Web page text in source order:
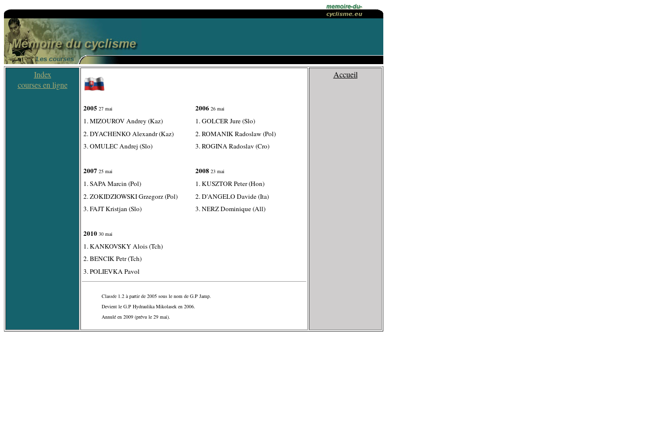
Index
courses en ligne
2005 27 mai
1. MIZOUROV Andrey (Kaz)
2. DYACHENKO Alexandr (Kaz)
3. OMULEC Andrej (Slo)
2007 25 mai
1. SAPA Marcin (Pol)
2. ZOKIDZIOWSKI Grzegorz (Pol)
3. FAJT Kristjan (Slo)
2010 30 mai
1. KANKOVSKY Alois (Tch)
2. BENCIK Petr (Tch)
3. POLIEVKA Pavol
2006 26 mai
1. GOLCER Jure (Slo)
2. ROMANIK Radoslaw (Pol)
3. ROGINA Radoslav (Cro)
2008 23 mai
1. KUSZTOR Peter (Hon)
2. D'ANGELO Davide (Ita)
3. NERZ Dominique (All)
Classée 1.2 à partir de 2005 sous le nom de G.P Jamp.
Devient le G.P Hydraulika Mikolasek en 2006.
Annulé en 2009 (prévu le 29 mai).
Accueil